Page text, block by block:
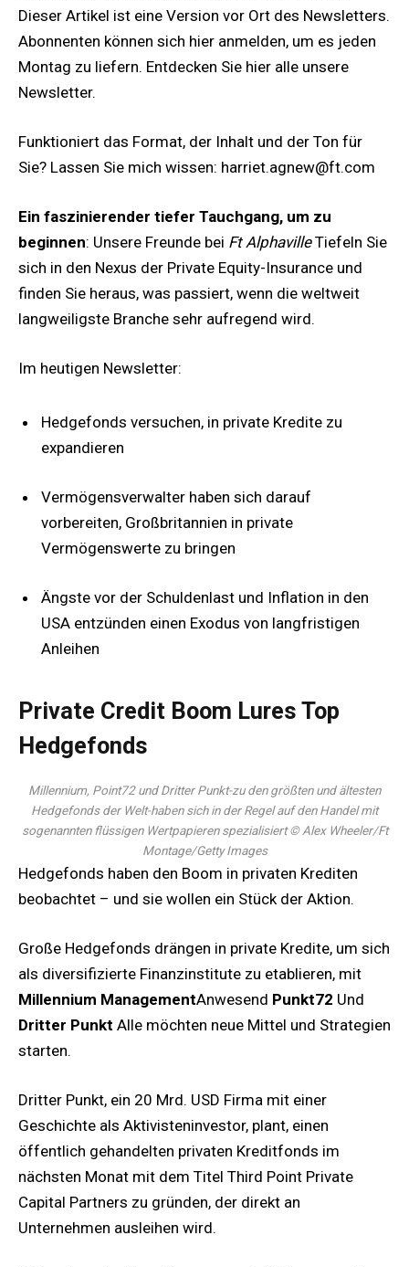
Dieser Artikel ist eine Version vor Ort des Newsletters.
Abonnenten können sich hier anmelden, um es jeden
Montag zu liefern. Entdecken Sie hier alle unsere
Newsletter.
Funktioniert das Format, der Inhalt und der Ton für
Sie? Lassen Sie mich wissen: harriet.agnew@ft.com
Ein faszinierender tiefer Tauchgang, um zu
beginnen: Unsere Freunde bei Ft AlphavilleTiefeln Sie
sich in den Nexus der Private Equity-Insurance und
finden Sie heraus, was passiert, wenn die weltweit
langweiligste Branche sehr aufregend wird.
Im heutigen Newsletter:
Hedgefonds versuchen, in private Kredite zu
expandieren
Vermögensverwalter haben sich darauf
vorbereiten, Großbritannien in private
Vermögenswerte zu bringen
Ängste vor der Schuldenlast und Inflation in den
USA entzünden einen Exodus von langfristigen
Anleihen
Private Credit Boom Lures Top
Hedgefonds
Millennium, Point72 und Dritter Punkt-zu den größten und ältesten
Hedgefonds der Welt-haben sich in der Regel auf den Handel mit
sogenannten flüssigen Wertpapieren spezialisiert © Alex Wheeler/Ft
Montage/Getty Images
Hedgefonds haben den Boom in privaten Krediten
beobachtet – und sie wollen ein Stück der Aktion.
Große Hedgefonds drängen in private Kredite, um sich
als diversifizierte Finanzinstitute zu etablieren, mit
Millennium ManagementAnwesend Punkt72 Und
Dritter Punkt Alle möchten neue Mittel und Strategien
starten.
Dritter Punkt, ein 20 Mrd. USD Firma mit einer
Geschichte als Aktivisteninvestor, plant, einen
öffentlich gehandelten privaten Kreditfonds im
nächsten Monat mit dem Titel Third Point Private
Capital Partners zu gründen, der direkt an
Unternehmen ausleihen wird.